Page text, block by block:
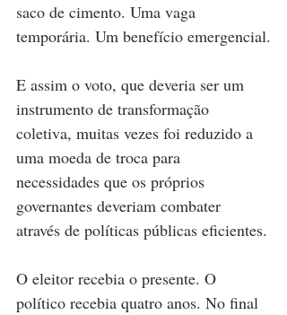
saco de cimento. Uma vaga
temporária. Um benefício emergencial.
E assim o voto, que deveria ser um
instrumento de transformação
coletiva, muitas vezes foi reduzido a
uma moeda de troca para
necessidades que os próprios
governantes deveriam combater
através de políticas públicas eficientes.
O eleitor recebia o presente. O
político recebia quatro anos. No final